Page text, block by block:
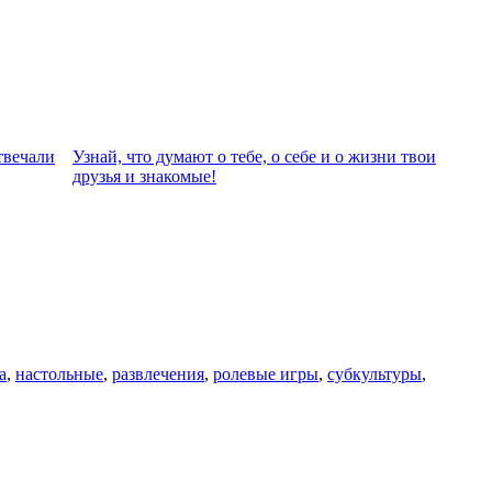
Узнай, что думают о тебе, о себе и о жизни твои
друзья и знакомые!
, настольные, развлечения, ролевые игры, субкультуры,